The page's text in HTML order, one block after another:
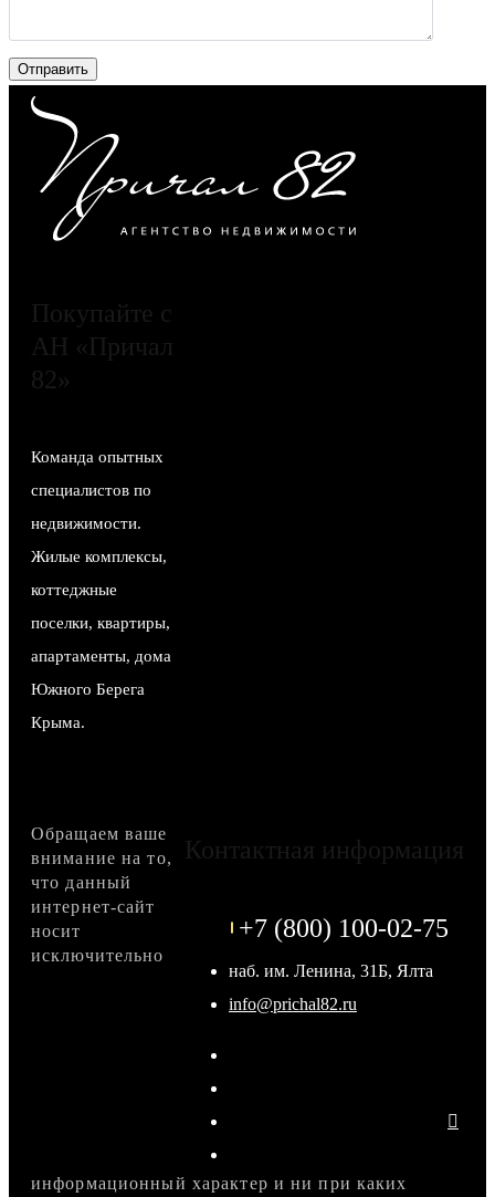
Покупайте с
АН «Причал
82»
Команда опытных
специалистов по
недвижимости.
Жилые комплексы,
коттеджные
поселки, квартиры,
апартаменты, дома
Южного Берега
Крыма.
Контактная информация
+7 (800) 100-02-75
наб. им. Ленина, 31Б, Ялта
info@prichal82.ru
Обращаем ваше
внимание на то,
что данный
интернет-сайт
носит
исключительно
информационный характер и ни при каких